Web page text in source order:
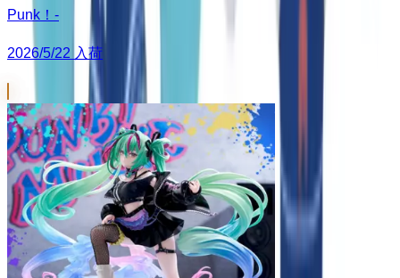
Punk！-
2026/5/22 入荷